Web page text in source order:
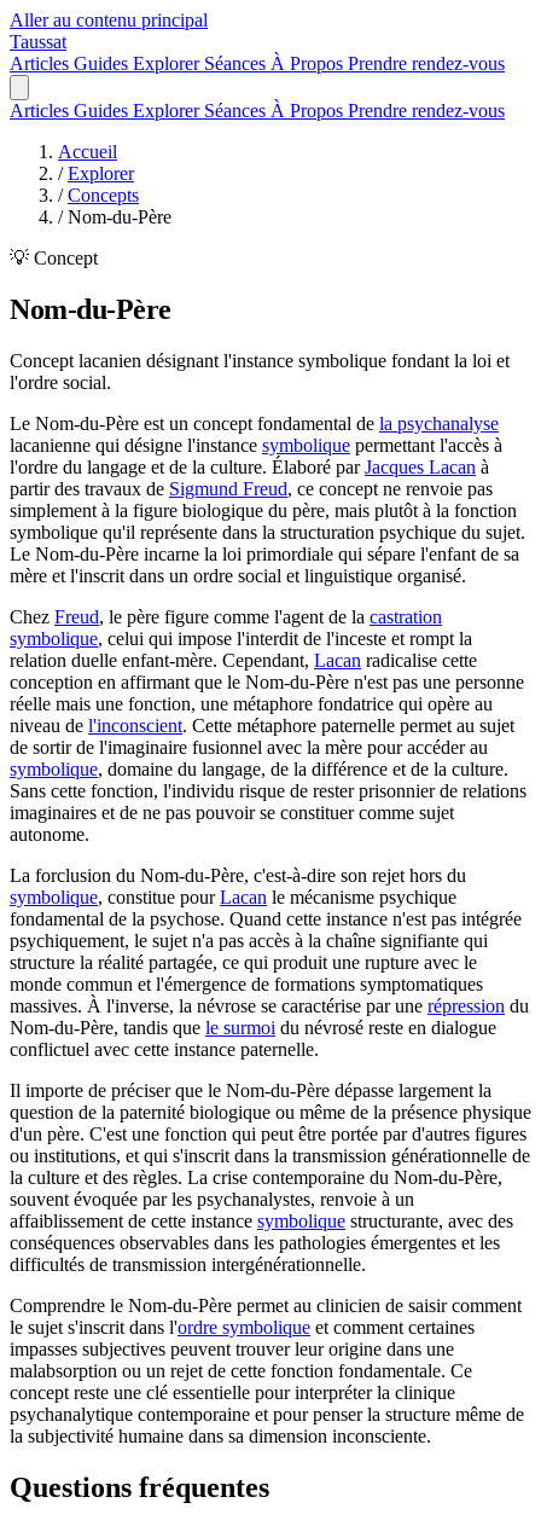
Aller au contenu principal
Taussat
Articles Guides Explorer Séances À Propos Prendre rendez-vous
Articles Guides Explorer Séances À Propos Prendre rendez-vous
Accueil
/ Explorer
/ Concepts
/ Nom-du-Père
💡 Concept
Nom-du-Père
Concept lacanien désignant l'instance symbolique fondant la loi et
l'ordre social.
Le Nom-du-Père est un concept fondamental de la psychanalyse
lacanienne qui désigne l'instance symbolique permettant l'accès à
l'ordre du langage et de la culture. Élaboré parJacques Lacan à
partir des travaux de Sigmund Freud, ce concept ne renvoie pas
simplement à la figure biologique du père, mais plutôt à la fonction
symbolique qu'il représente dans la structuration psychique du sujet.
Le Nom-du-Père incarne la loi primordiale qui sépare l'enfant de sa
mère et l'inscrit dans un ordre social et linguistique organisé.
Chez Freud, le père figure comme l'agent de la castration
symbolique, celui qui impose l'interdit de l'inceste et rompt la
relation duelle enfant-mère. Cependant, Lacan radicalise cette
conception en affirmant que le Nom-du-Père n'est pas une personne
réelle mais une fonction, une métaphore fondatrice qui opère au
niveau de l'inconscient. Cette métaphore paternelle permet au sujet
de sortir de l'imaginaire fusionnel avec la mère pour accéder au
symbolique, domaine du langage, de la différence et de la culture.
Sans cette fonction, l'individu risque de rester prisonnier de relations
imaginaires et de ne pas pouvoir se constituer comme sujet
autonome.
La forclusion du Nom-du-Père, c'est-à-dire son rejet hors du
symbolique, constitue pourLacan le mécanisme psychique
fondamental de la psychose. Quand cette instance n'est pas intégrée
psychiquement, le sujet n'a pas accès à la chaîne signifiante qui
structure la réalité partagée, ce qui produit une rupture avec le
monde commun et l'émergence de formations symptomatiques
massives. À l'inverse, la névrose se caractérise par une répression du
Nom-du-Père, tandis que le surmoi du névrosé reste en dialogue
conflictuel avec cette instance paternelle.
Il importe de préciser que le Nom-du-Père dépasse largement la
question de la paternité biologique ou même de la présence physique
d'un père. C'est une fonction qui peut être portée par d'autres figures
ou institutions, et qui s'inscrit dans la transmission générationnelle de
la culture et des règles. La crise contemporaine du Nom-du-Père,
souvent évoquée par les psychanalystes, renvoie à un
affaiblissement de cette instance symbolique structurante, avec des
conséquences observables dans les pathologies émergentes et les
difficultés de transmission intergénérationnelle.
Comprendre le Nom-du-Père permet au clinicien de saisir comment
le sujet s'inscrit dans l'ordre symbolique et comment certaines
impasses subjectives peuvent trouver leur origine dans une
malabsorption ou un rejet de cette fonction fondamentale. Ce
concept reste une clé essentielle pour interpréter la clinique
psychanalytique contemporaine et pour penser la structure même de
la subjectivité humaine dans sa dimension inconsciente.
Questions fréquentes